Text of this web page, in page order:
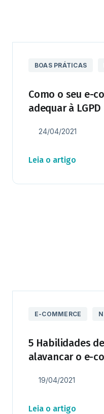
BOAS PRÁTICAS
Como o seu e-
adequar à LGPD
24/04/2021
Leia o artigo
E-COMMERCE
5 Habilidades
alavancar o e-
19/04/2021
Leia o artigo